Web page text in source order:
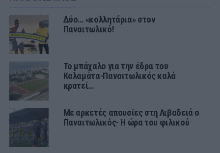
Δύο… «κολλητάρια» στον
Παναιτωλικό!
Το μπάχαλο για την έδρα του
Καλαμάτα-Παναιτωλικός καλά
κρατεί…
Με αρκετές απουσίες στη Λιβαδειά ο
Παναιτωλικός- Η ώρα του φιλικού